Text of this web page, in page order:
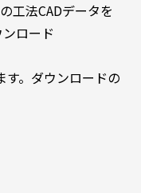
工法CADデータを
ロード
。ダウンロードの